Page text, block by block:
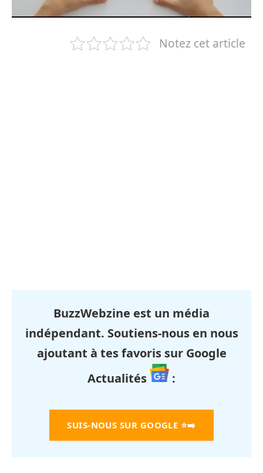
Notez cet article
BuzzWebzine est un média
indépendant. Soutiens-nous en nous
ajoutant à tes favoris sur Google
Actualités
:
SUIS-NOUS SUR GOOGLE ⭐➡️